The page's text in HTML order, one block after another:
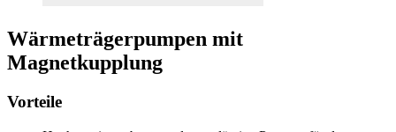
Wärmeträgerpumpen mit
Magnetkupplung
Vorteile